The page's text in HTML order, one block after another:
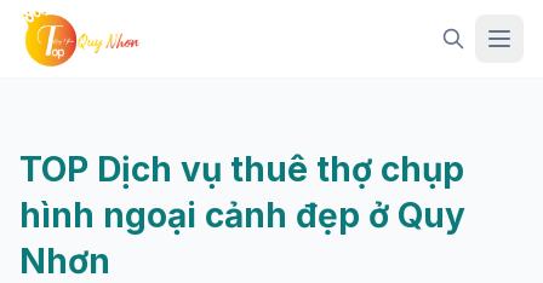
Mở
TOP Dịch vụ thuê thợ chụp
hình ngoại cảnh đẹp ở Quy
Nhơn